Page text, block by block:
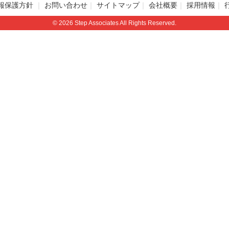
保護方針 お問い合わせ サイトマップ 会社概要 採用情報
© 2026 Step Associates All Rights Reserved.